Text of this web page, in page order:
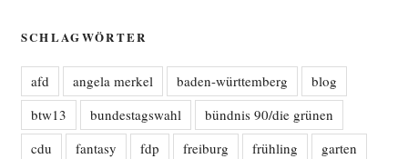
SCHLAGWÖRTER
afd angela merkel baden-württemberg
blog
btw13
bundestagswahl
bündnis 90/die grünen
cdu
fantasy fdp freiburg frühling garten